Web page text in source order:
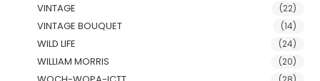
VINTAGE (22)
VINTAGE BOUQUET (14)
WILD LIFE (24)
WILLIAM MORRIS (20)